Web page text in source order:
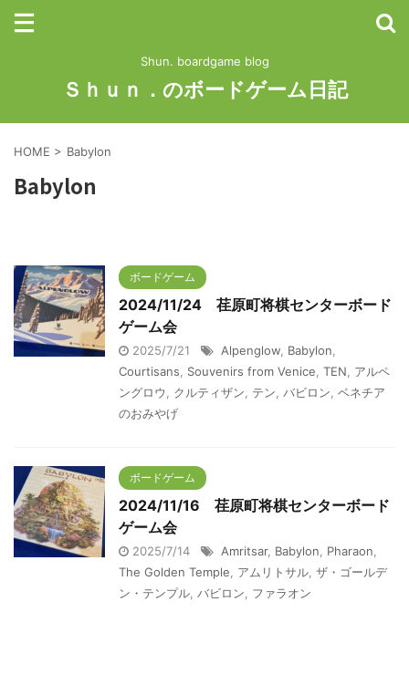
Shun. boardgame blog
Ｓｈｕｎ．のボードゲーム日記
HOME > Babylon
Babylon
ボードゲーム
2024/11/24 荏原町将棋センターボード
ゲーム会
2025/7/21 Alpenglow Babylon
Courtisans
Souvenirs from Venice TEN
アルペ
ングロウ
クルティザン テン バビロン ベネチア
のおみやげ
ボードゲーム
2024/11/16 荏原町将棋センターボード
ゲーム会
2025/7/14 Amritsar, Babylon Pharaon
The Golden Temple
アムリトサル ザ・ゴールデ
ン・テンプル バビロン ファラオン